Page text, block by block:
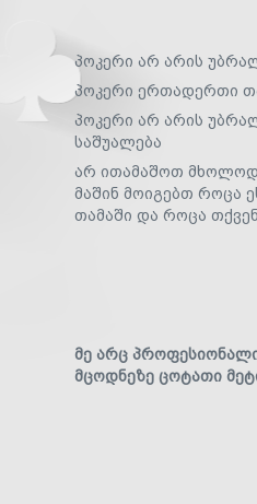
პოკერი არ არის
პოკერი ერთადერთი
პოკერი არ არის
საშუალება
არ ითამაშოთ მხოლოდ
მაშინ მოიგებთ როცა
თამაში და როცა
მე არც
მცოდნეზე ცოტათი